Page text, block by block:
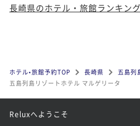
長崎県のホテル・旅館ランキング
ホテル•旅館予約TOP 長崎県
五島列
五島列島リゾートホテル マルゲリータ
Reluxへようこそ